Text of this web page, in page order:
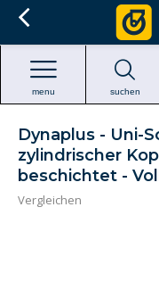
suchen
menu
Dynaplus - Uni-
zylindrischer
beschichtet -
Vergleichen